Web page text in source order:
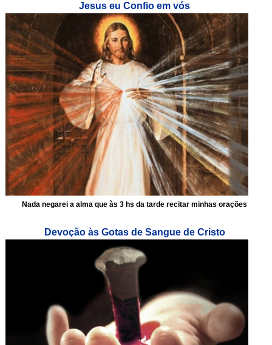
Jesus eu Confio em vós
Nada negarei a alma que às 3 hs da tarde recitar minhas orações
Devoção às Gotas de Sangue de Cristo